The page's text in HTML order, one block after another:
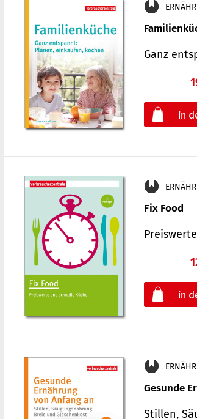
Ganz
Fix Food
Gesunde
Stillen,